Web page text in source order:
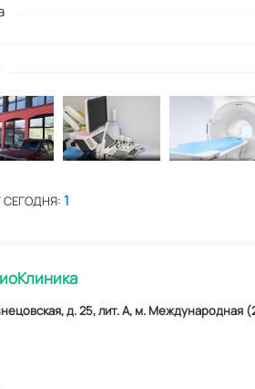
1
д. 25, лит. А, м. Международная